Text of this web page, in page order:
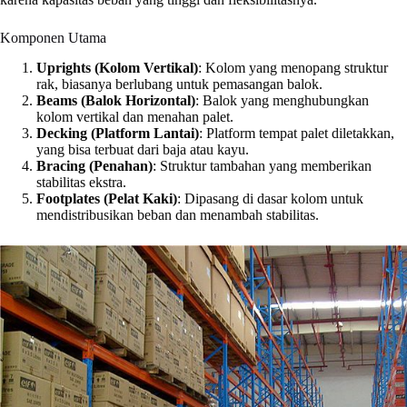
Komponen Utama
Uprights (Kolom Vertikal): Kolom yang menopang struktur
rak, biasanya berlubang untuk pemasangan balok.
Beams (Balok Horizontal): Balok yang menghubungkan
kolom vertikal dan menahan palet.
Decking (Platform Lantai): Platform tempat palet diletakkan,
yang bisa terbuat dari baja atau kayu.
Bracing (Penahan): Struktur tambahan yang memberikan
stabilitas ekstra.
Footplates (Pelat Kaki): Dipasang di dasar kolom untuk
mendistribusikan beban dan menambah stabilitas.